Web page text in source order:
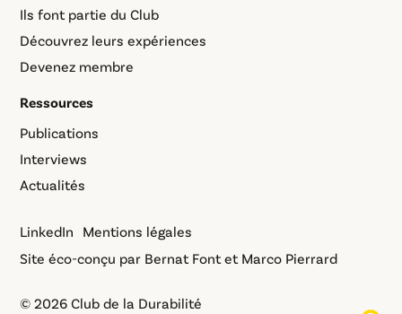
Ils font partie du Club
Découvrez leurs expériences
Devenez membre
Ressources
Publications
Interviews
Actualités
© 2026 Club de la Durabilité
LinkedIn
Mentions légales
Site éco-conçu par Bernat Font et Marco Pierrard